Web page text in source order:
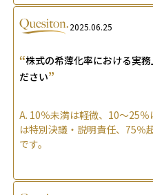
2025.06.25
“株式の希薄化率における実
ださい”
A. 10％未満は軽微、10〜25
は特別決議・説明責任、75％
です。